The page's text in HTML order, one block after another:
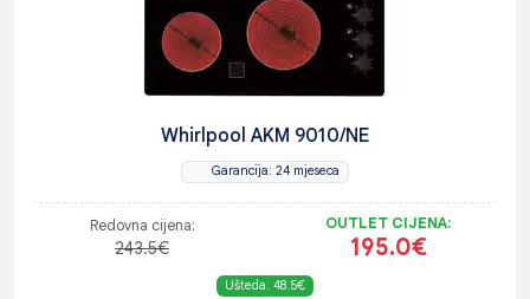
Whirlpool AKM 9010/NE
Garancija: 24 mjeseca
Redovna cijena:
243.5€
OUTLET CIJENA:
195.0€
Ušteda: 48.5€